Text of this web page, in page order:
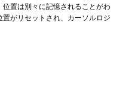
置は別々に記憶されることがわ
がリセットされ、カーソルロジ